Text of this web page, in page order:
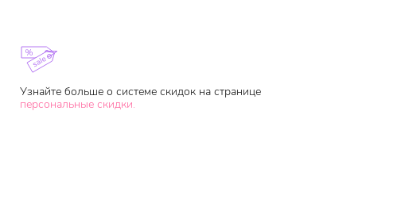
Узнайте больше о системе скидок на странице
персональные скидки.